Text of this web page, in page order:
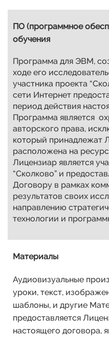
ПО (программное
обучения
Программа для ЭВМ,
ходе его
участника проекта
сети Интернет
период действия
Программа является
авторского права,
который принадлежат
расположена на
Лицензиар является
“Сколково” и
Договору в рамках
результатов своих
направлению
технологии и
Материалы
Аудиовизуальные
уроки, текст,
шаблоны, и другие
предоставляется
настоящего договора,